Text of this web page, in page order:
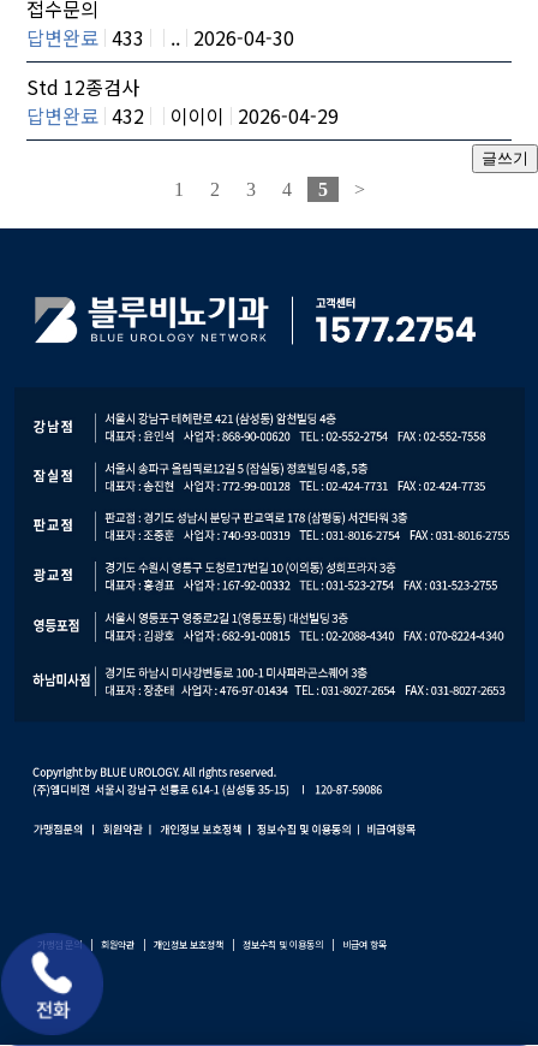
접수문의
답변완료 433 .. 2026-04-30
Std 12종검사
답변완료 432 이이이 2026-04-29
1 2 3 4 5 >
가맹점 문의 | 회원약관 개인정보 보호정책 정보수칙 및 이용동의 비급여 항목